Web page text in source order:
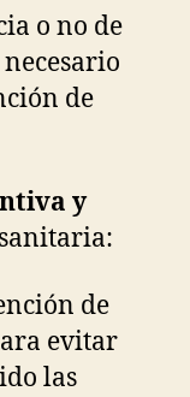
o no de
de
y
de
evitar
las